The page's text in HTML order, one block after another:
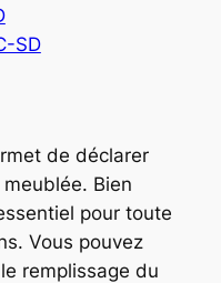
SD
de déclarer
Bien
pour toute
Vous pouvez
remplissage du